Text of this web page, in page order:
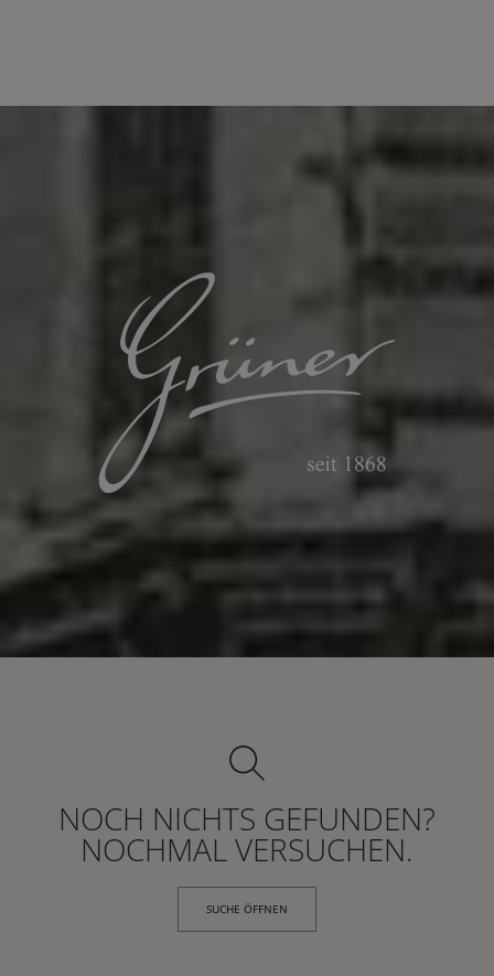
NOCH NICHTS GEFUNDEN?
NOCHMAL VERSUCHEN.
SUCHE ÖFFNEN